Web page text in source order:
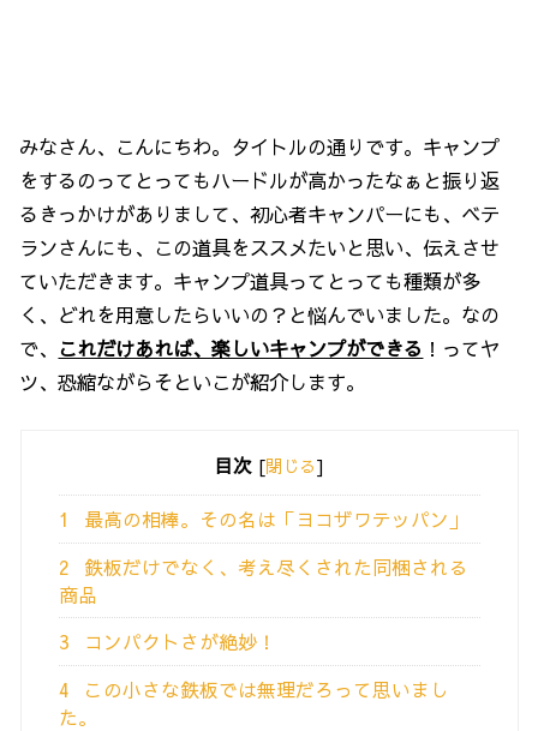
みなさん、こんにちわ。タイトルの通りです。キャンプ
をするのってとってもハードルが高かったなぁと振り返
るきっかけがありまして、初心者キャンパーにも、ベテ
ランさんにも、この道具をススメたいと思い、伝えさせ
ていただきます。キャンプ道具ってとっても種類が多
く、どれを用意したらいいの？と悩んでいました。なの
で、 これだけあれば、楽しいキャンプができる ！ってヤ
ツ、恐縮ながらそといこが紹介します。
目次 [閉じる]
1
最高の相棒。その名は「ヨコザワテッパン」
2
鉄板だけでなく、考え尽くされた同梱される
商品
3
コンパクトさが絶妙！
4
この小さな鉄板では無理だろって思いまし
た。